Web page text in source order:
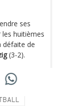
ses
huitièmes
défaite de
(3-2).